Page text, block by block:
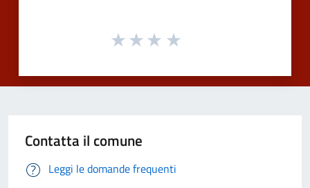
Contatta il comune
Leggi le domande frequenti